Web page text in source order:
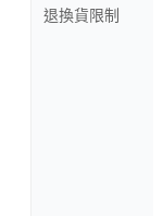
退換貨限制